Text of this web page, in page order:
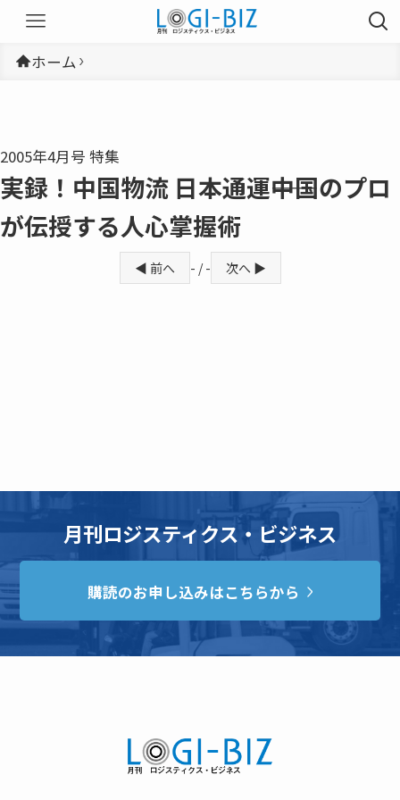
ホーム
2005年4月号 特集
実録！中国物流 日本通運――中国のプロ
が伝授する人心掌握術
◀ 前へ - / - 次へ ▶
月刊ロジスティクス・ビジネス
購読のお申し込みはこちらから